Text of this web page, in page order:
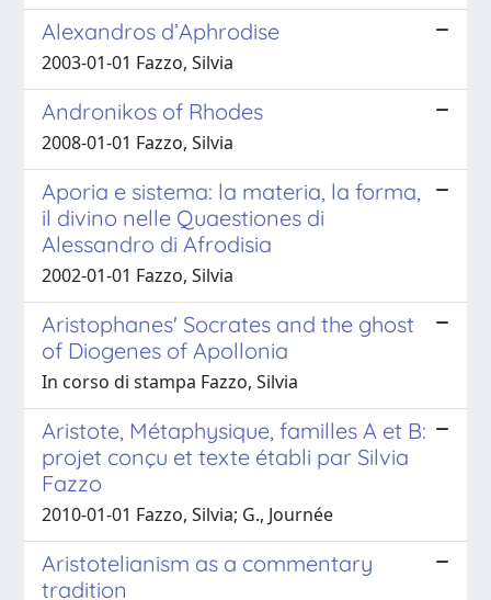
Alexandros d’Aphrodise
2003-01-01 Fazzo, Silvia
Andronikos of Rhodes
2008-01-01 Fazzo, Silvia
Aporia e sistema: la materia, la forma,
il divino nelle Quaestiones di
Alessandro di Afrodisia
2002-01-01 Fazzo, Silvia
Aristophanes' Socrates and the ghost
of Diogenes of Apollonia
In corso di stampa Fazzo, Silvia
Aristote, Métaphysique, familles A et B:
projet conçu et texte établi par Silvia
Fazzo
2010-01-01 Fazzo, Silvia; G., Journée
Aristotelianism as a commentary
tradition